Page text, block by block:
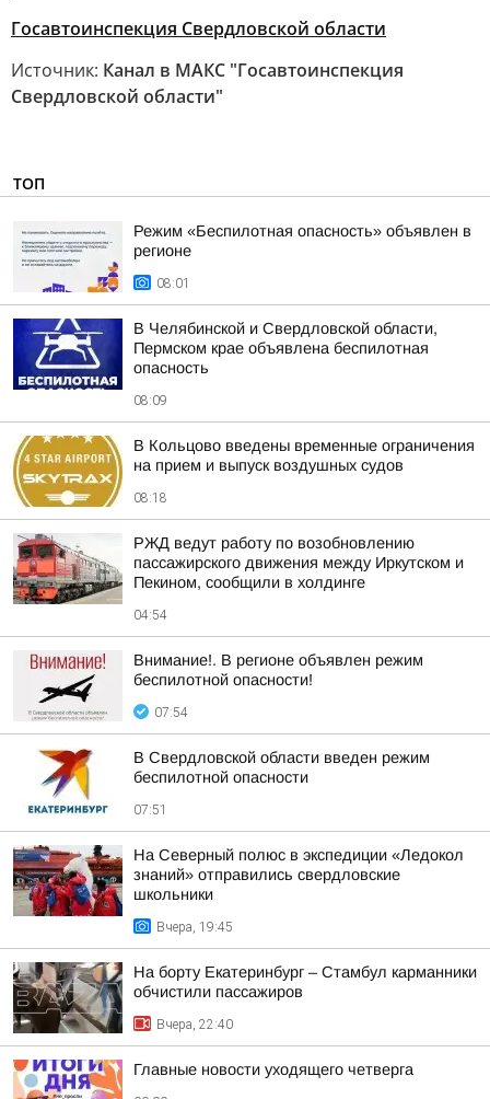
Госавтоинспекция Свердловской области
Источник: Канал в МАКС "Госавтоинспекция
Свердловской области"
ТОП
Режим «Беспилотная опасность» объявлен в
регионе
08:01
В Челябинской и Свердловской области,
Пермском крае объявлена беспилотная
опасность
08:09
В Кольцово введены временные ограничения
на прием и выпуск воздушных судов
08:18
РЖД ведут работу по возобновлению
пассажирского движения между Иркутском и
Пекином, сообщили в холдинге
04:54
Внимание!. В регионе объявлен режим
беспилотной опасности!
07:54
В Свердловской области введен режим
беспилотной опасности
07:51
На Северный полюс в экспедиции «Ледокол
знаний» отправились свердловские
школьники
Вчера, 19:45
На борту Екатеринбург – Стамбул карманники
обчистили пассажиров
Вчера, 22:40
Главные новости уходящего четверга